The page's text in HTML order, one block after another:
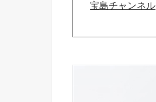
宝島チャンネル